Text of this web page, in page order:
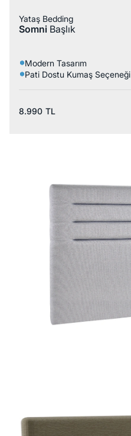
Yataş Bedding
Somni Başlık
Modern Tasarım
Pati Dostu Kumaş Seçeneği
8.990 TL